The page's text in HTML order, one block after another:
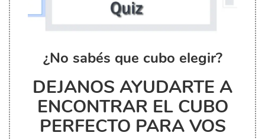
¿No sabés que cubo elegir?
DEJANOS AYUDARTE A
ENCONTRAR EL CUBO
PERFECTO PARA VOS